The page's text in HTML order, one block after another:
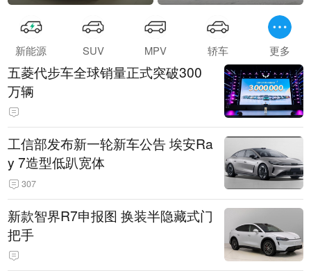
新能源 SUV MPV 轿车 更多
五菱代步车全球销量正式突破300
万辆
工信部发布新一轮新车公告 埃安Ra
y 7造型低趴宽体
307
新款智界R7申报图 换装半隐藏式门
把手